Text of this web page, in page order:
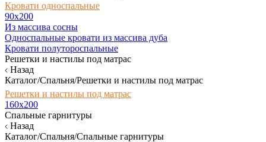
Кровати односпальные
90х200
Из массива сосны
Односпальные кровати из массива дуба
Кровати полутороспальные
Решетки и настилы под матрас
Назад
Каталог/Спальня/Решетки и настилы под матрас
Решетки и настилы под матрас
160х200
Спальные гарнитуры
Назад
Каталог/Спальня/Спальные гарнитуры